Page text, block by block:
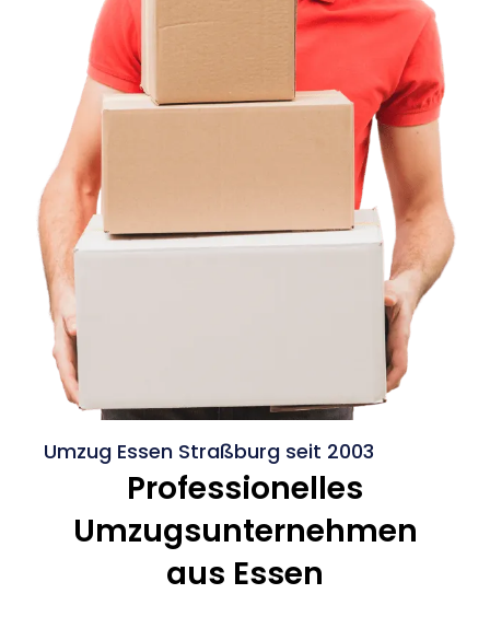
Umzug Essen Straßburg seit 2003
Professionelles
Umzugsunternehmen
aus Essen